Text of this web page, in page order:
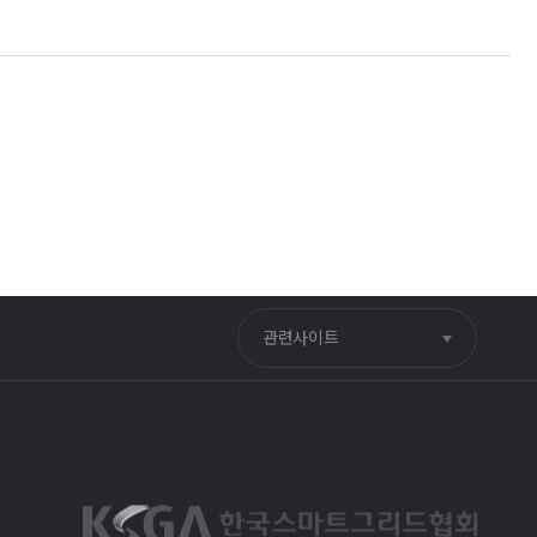
관련사이트